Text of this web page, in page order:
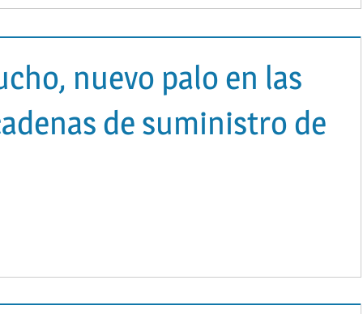
nuevo palo en las
de suministro de